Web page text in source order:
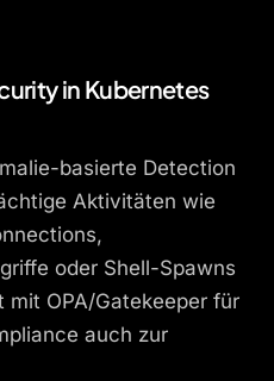
in Kubernetes
basierte Detection
Aktivitäten wie
oder Shell-Spawns
mit OPA/Gatekeeper für
auch zur